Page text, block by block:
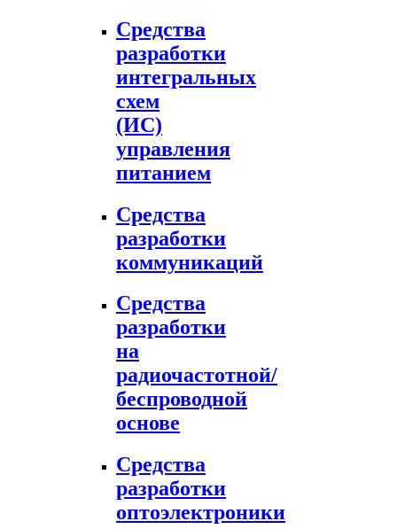
Средства
разработки
интегральных
схем
(ИС)
управления
питанием
Средства
разработки
коммуникаций
Средства
разработки
на
радиочастотной/
беспроводной
основе
Средства
разработки
оптоэлектроники